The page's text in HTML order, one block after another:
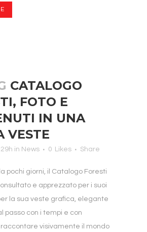
CATALOGO
FOTO E
IN UNA
VESTE
in News 0 Likes Share
pochi giorni, il Catalogo Foresti
e apprezzato per i suoi
la sua veste grafica, elegante
passo con i tempi e con
raccontare visivamente il mondo